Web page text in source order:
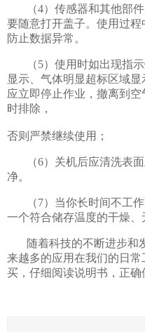
（4）传感器和其他部
要随意打开盖子。使用过
防止数据异常。
（5）使用时如出现指
显示、气体明显超标区域
应立即停止作业，撤离到
时排除，
否则严禁继续使用；
（6）关机后应清洗表
净。
（7）当你长时间不工
一个符合储存温度的干燥、
随着科技的不断进步和
来越多的应用在我们的日
买，仔细阅读说明书，正确